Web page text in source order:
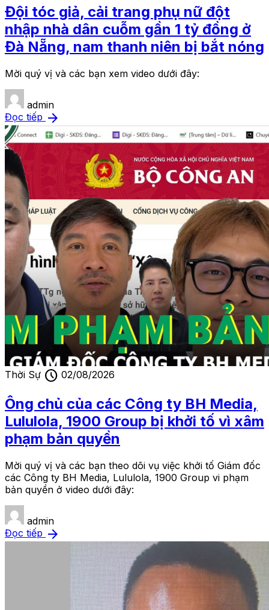
Đội tóc giả, cải trang phụ nữ đột
nhập nhà dân cuỗm gần 1 tỷ đồng ở
Đà Nẵng, nam thanh niên bị bắt nóng
Mời quý vị và các bạn xem video dưới đây:
admin
Đọc tiếp arrow_forward
Thời Sự schedule 02/08/2026
Ông chủ của các Công ty BH Media,
Lululola, 1900 Group bị khởi tố vì xâm
phạm bản quyền
Mời quý vị và các bạn theo dõi vụ việc khởi tố Giám đốc
các Công ty BH Media, Lululola, 1900 Group vi phạm
bản quyền ở video dưới đây:
admin
Đọc tiếp arrow_forward